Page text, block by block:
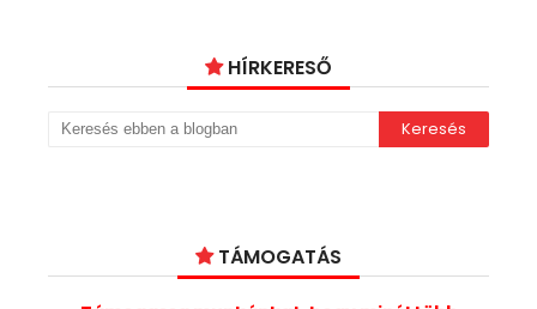
HÍRKERESŐ
TÁMOGATÁS